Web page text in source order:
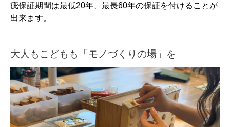
疵保証期間は最低20年、最長60年の保証を付けることが
出来ます。
大人もこどもも「モノづくりの場」を